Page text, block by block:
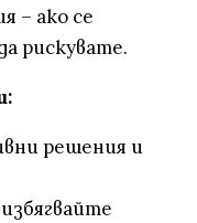
– ако се
рискувате.
решения и